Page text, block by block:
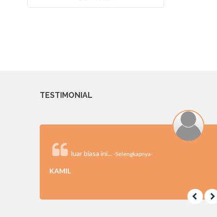
TESTIMONIAL
luar biasa ini... -Selengkapnya-
KAMIL